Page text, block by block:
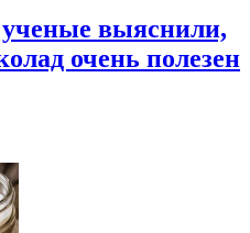
выяснили,
очень полезен